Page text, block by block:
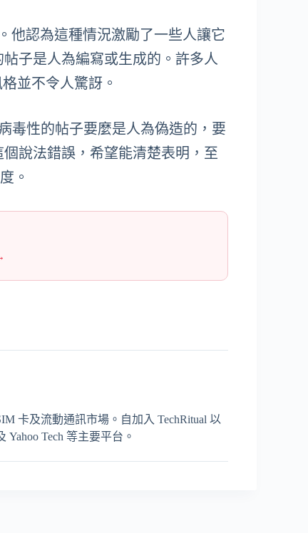
他認為這種情況激勵了一些人讓它
子是人為編寫或生成的。許多人
並不令人驚訝。
毒性的帖子要麼是人為偽造的，要
說法錯誤，希望能清楚表明，至
。
卡及流動通訊市場。自加入 TechRitual 以
Tech 等主要平台。